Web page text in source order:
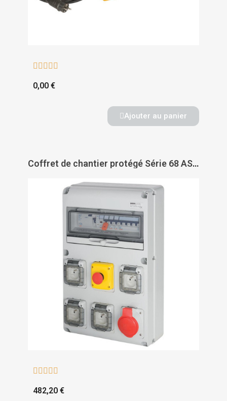
    
0,00 €
Ajouter au panier
Coffret de chantier protégé Série 68 ASC Q-DIN 14 - GEWISS
    
482,20 €